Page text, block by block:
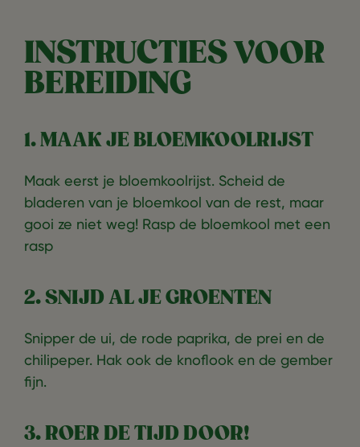
INSTRUCTIES VOOR
BEREIDING
1. MAAK JE BLOEMKOOLRIJST
Maak eerst je bloemkoolrijst. Scheid de
bladeren van je bloemkool van de rest, maar
gooi ze niet weg! Rasp de bloemkool met een
rasp
2. SNIJD AL JE GROENTEN
Snipper de ui, de rode paprika, de prei en de
chilipeper. Hak ook de knoflook en de gember
fijn.
3. ROER DE TIJD DOOR!